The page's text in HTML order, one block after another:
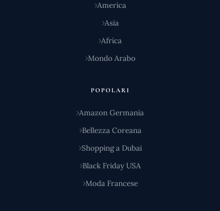
America
Asia
Africa
Mondo Arabo
POPOLARI
Amazon Germania
Bellezza Coreana
Shopping a Dubai
Black Friday USA
Moda Francese